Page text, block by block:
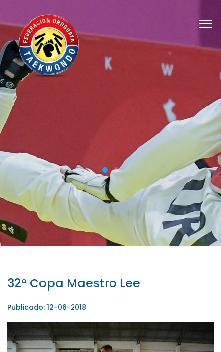
32º Copa Maestro Lee
Publicado: 12-06-2018